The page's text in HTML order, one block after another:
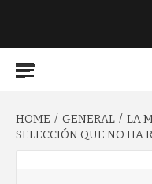
HOME GENERAL
LA
SELECCIÓN QUE NO HA